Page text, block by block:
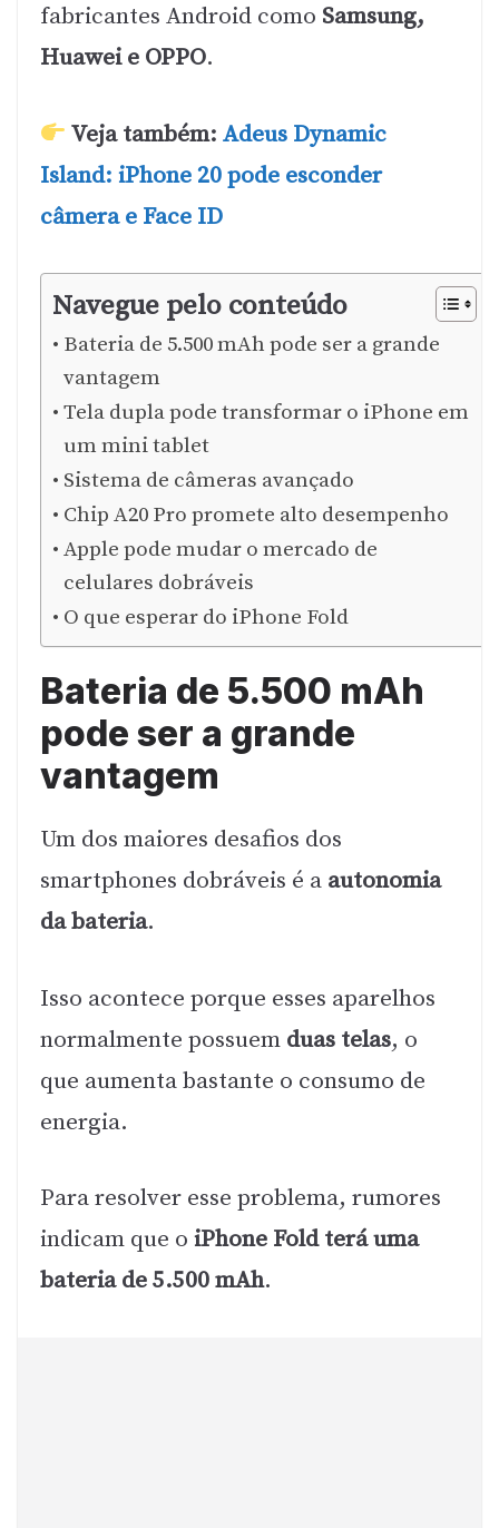
fabricantes Android como Samsung,
Huawei e OPPO.
Veja também: Adeus Dynamic
Island: iPhone 20 pode esconder
câmera e Face ID
Navegue pelo conteúdo
Bateria de 5.500 mAh pode ser a grande
vantagem
Tela dupla pode transformar o iPhone em
um mini tablet
Sistema de câmeras avançado
Chip A20 Pro promete alto desempenho
Apple pode mudar o mercado de
celulares dobráveis
O que esperar do iPhone Fold
Bateria de 5.500 mAh
pode ser a grande
vantagem
Um dos maiores desafios dos
smartphones dobráveis é a autonomia
da bateria.
Isso acontece porque esses aparelhos
normalmente possuem duas telas, o
que aumenta bastante o consumo de
energia.
Para resolver esse problema, rumores
indicam que o iPhone Fold terá uma
bateria de 5.500 mAh.